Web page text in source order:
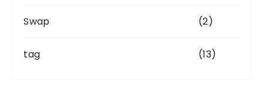
Swap (2)
tag (13)